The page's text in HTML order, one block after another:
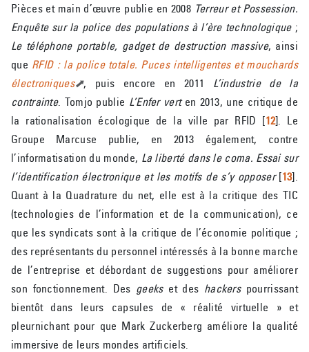
Pièces et main d’œuvre publie en 2008 Terreur et Possession.
Enquête sur la police des populations à l’ère technologique;
Le téléphone portable, gadget de destruction massive, ainsi
que RFID : la police totale. Puces intelligentes et mouchards
électroniques
, puis encore en 2011 L’industrie de la
contrainte. Tomjo publie L’Enfer verten 2013, une critique de
la rationalisation écologique de la ville par RFID [12] . Le
Groupe Marcuse publie, en 2013 également, contre
l’informatisation du monde, La liberté dans le coma. Essai sur
l’identification électronique et les motifs de s’y opposer[13]
Quant à la Quadrature du net, elle est à la critique des TIC
(technologies de l’information et de la communication), ce
que les syndicats sont à la critique de l’économie politique ;
des représentants du personnel intéressés à la bonne marche
de l’entreprise et débordant de suggestions pour améliorer
son fonctionnement. Des geekset des hackerspourrissant
bientôt dans leurs capsules de « réalité virtuelle » et
pleurnichant pour que Mark Zuckerberg améliore la qualité
immersive de leurs mondes artificiels.